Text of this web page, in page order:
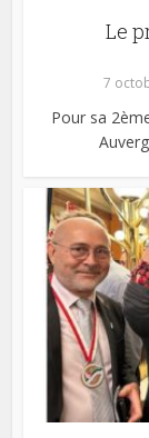
Le
7
Pour sa